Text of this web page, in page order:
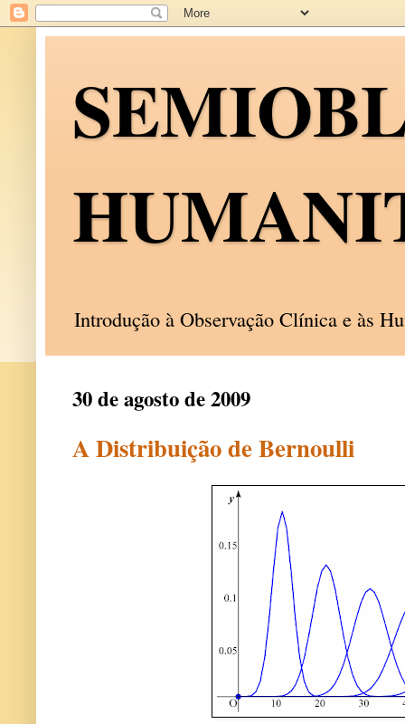
Introdução à Observação Clínica e às
30 de agosto de 2009
A Distribuição de Bernoulli